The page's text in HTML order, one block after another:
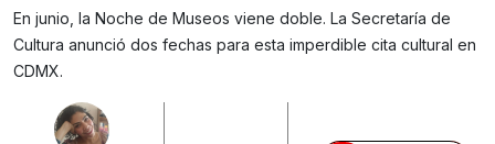
Gracias!
En junio, la Noche de Museos viene doble. La Secretaría de
Cultura anunció dos fechas para esta imperdible cita cultural en
CDMX.